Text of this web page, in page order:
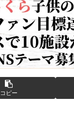
コピー